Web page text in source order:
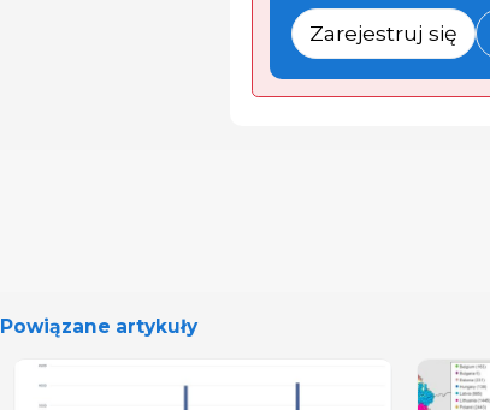
Zarejestruj się
Powiązane artykuły